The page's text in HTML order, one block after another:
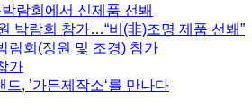
람회에서 신제품 선봬
박람회 참가…“비(非)조명 제품 선봬”
람회(정원 및 조경) 참가
가
, ’가든제작소‘를 만나다